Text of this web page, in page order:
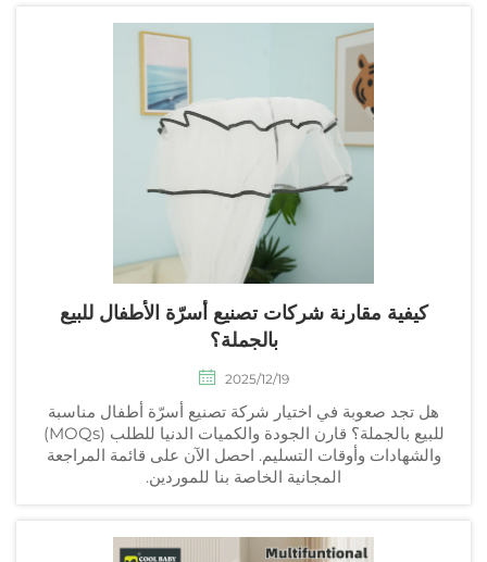
كيفية مقارنة شركات تصنيع أسرّة الأطفال للبيع
بالجملة؟
2025/12/19
هل تجد صعوبة في اختيار شركة تصنيع أسرّة أطفال مناسبة
للبيع بالجملة؟ قارن الجودة والكميات الدنيا للطلب (MOQs)
والشهادات وأوقات التسليم. احصل الآن على قائمة المراجعة
المجانية الخاصة بنا للموردين.